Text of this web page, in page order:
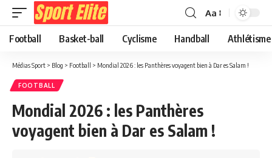
Aa
Football Basket-ball Cyclisme Handball Athlétisme
Médias Sport > Blog > Football > Mondial 2026 : les Panthères voyagent bien à Dar es Salam !
FOOTBALL
Mondial 2026 : les Panthères
voyagent bien à Dar es Salam !